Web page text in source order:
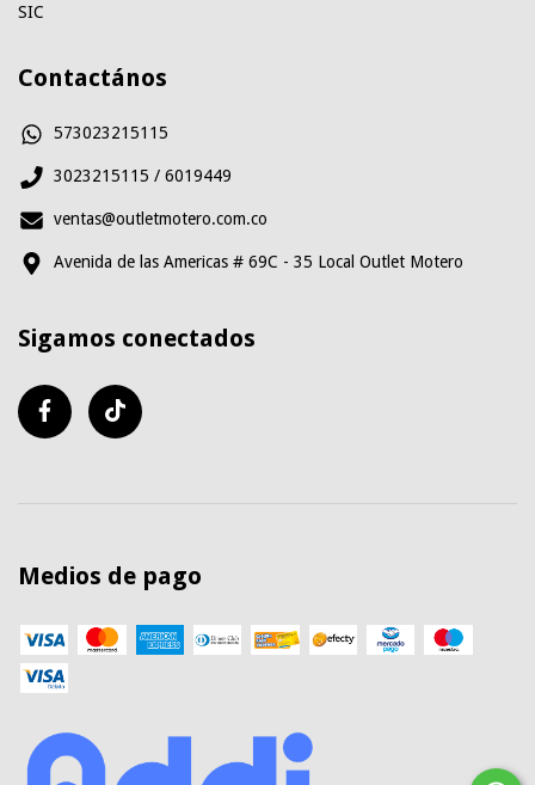
SIC
Contactános
573023215115
3023215115 / 6019449
ventas@outletmotero.com.co
Avenida de las Americas # 69C - 35 Local Outlet Motero
Sigamos conectados
Medios de pago